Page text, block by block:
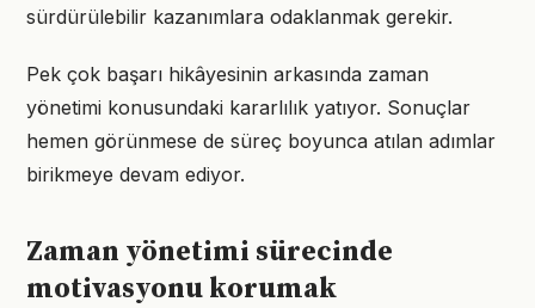
sürdürülebilir kazanımlara odaklanmak gerekir.
Pek çok başarı hikâyesinin arkasında zaman
yönetimi konusundaki kararlılık yatıyor. Sonuçlar
hemen görünmese de süreç boyunca atılan adımlar
birikmeye devam ediyor.
Zaman yönetimi sürecinde
motivasyonu korumak